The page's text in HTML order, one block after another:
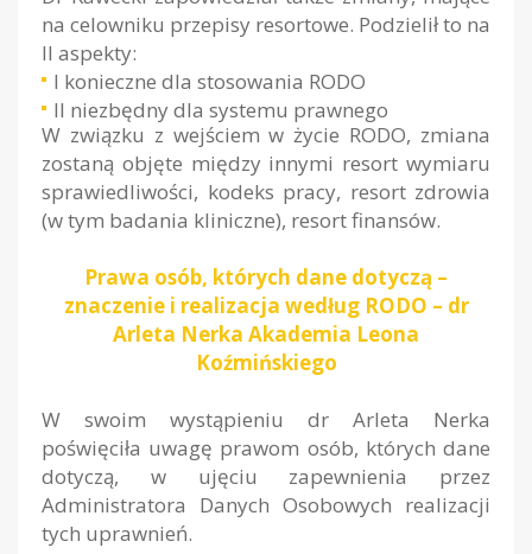
na celowniku przepisy resortowe. Podzielił to na
II aspekty:
I konieczne dla stosowania RODO
II niezbędny dla systemu prawnego
W związku z wejściem w życie RODO, zmiana
zostaną objęte między innymi resort wymiaru
sprawiedliwości, kodeks pracy, resort zdrowia
(w tym badania kliniczne), resort finansów.
Prawa osób, których dane dotyczą –
znaczenie i realizacja według RODO – dr
Arleta Nerka Akademia Leona
Koźmińskiego
W swoim wystąpieniu dr Arleta Nerka
poświęciła uwagę prawom osób, których dane
dotyczą, w ujęciu zapewnienia przez
Administratora Danych Osobowych realizacji
tych uprawnień.